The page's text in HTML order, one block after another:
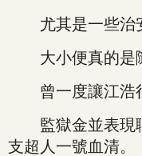
尤其是一些治安
大小便真的是
曾一度讓江浩
監獄金並表現
支超人一號血清。